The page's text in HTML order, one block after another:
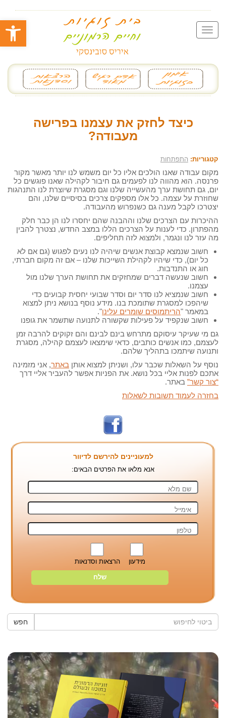
פתח
כיצד לחזק את עצמנו בפרישה
מעבודה?
קטגוריות: התפתחות
מקום עבודה שאנו הולכים אליו כל יום משמש לנו יותר מאשר מקור
פרנסה. הוא מהווה לנו לפעמים גם חיבור לקהילה שאנו פוגשים כל
יום, גם תחושת ערך מהעשייה שלנו וגם מסגרת שיוצרת לנו התנהגות
שחוזרת על עצמה. כל אלו מספקים צרכים בסיסיים שלנו, והם
יצטרכו לקבל מענה גם כשנפרוש מהעבודה.
ההיכרות עם הצרכים שלנו וההבנה שהם יחסרו לנו הן כבר חלק
מהפתרון. כדי לענות על הצרכים הללו במצב החדש, נצטרך להבין
מה עזר לנו ונגמר, ולמצוא לזה תחליפים.
חשוב שנמצא קבוצת אנשים שיהיה לנו נעים לפגוש (גם אם לא
כל יום), כדי שיהיו לקהילת השייכות שלנו – אם זה מקום חברתי,
חוג או התנדבות.
חשוב שנעשה דברים שמחזקים את תחושת הערך שלנו מול
עצמנו.
חשוב שנמציא לנו סדר יום וסדר שבועי יחסית קבועים כדי
שיהפכו למסגרת שתומכת בנו. מידע נוסף בנושא ניתן למצוא
במאמר "הריתמוסים שומרים עלינו".
חשוב שנקפיד על פעילות שקשורה לתנועה שתשמר את גופנו
גם מי שעיקר עיסוקם מתרחש בינם לבינם והם זקוקים להרבה זמן
לעצמם, כמו אנשים כותבים, כדאי שימצאו לעצמם קהילה, מסגרת
ותנועה שיתמכו בתהליך שלהם.
נוסף על השאלות שכבר עלו, ושניתן למצוא אותן באתר, אני מזמינה
אתכם לפנות אליי בכל נושא. את הפניות אפשר להעביר אליי דרך
“צור קשר” באתר.
בחזרה לעמוד תשובות לשאלות
למעוניינים להירשם לדיוור
אנא מלאו את הפרטים הבאים:
מידעון הרצאות וסדנאות
חפש